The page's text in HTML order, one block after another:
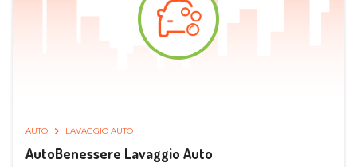
AUTO LAVAGGIO AUTO
AutoBenessere Lavaggio Auto